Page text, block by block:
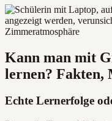
Kann man mit
lernen? Fakten,
Echte Lernerfolge